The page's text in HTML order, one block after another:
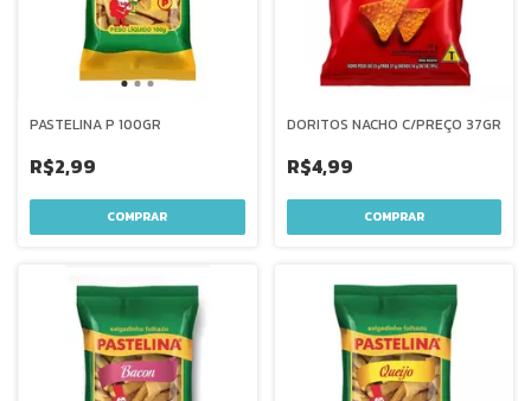
PASTELINA P 100GR
R$2,99
DORITOS NACHO C/PREÇO 37GR
R$4,99